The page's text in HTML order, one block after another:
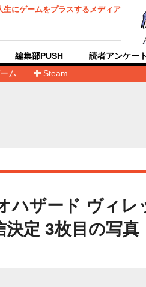
生にゲームをプラスするメディア
ム Steam
編集部PUSH 読者アンケート
ハザード ヴィレ
定 3枚目の写真